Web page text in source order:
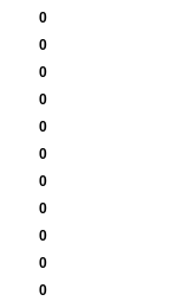
0
0
0
0
0
0
0
0
0
0
0